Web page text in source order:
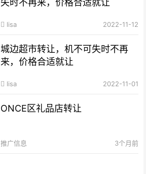
lisa 2022-11-12
城边超市转让，机不可失时不再
来，价格合适就让
lisa 2022-11-01
ONCE区礼品店转让
推广信息 3个月前